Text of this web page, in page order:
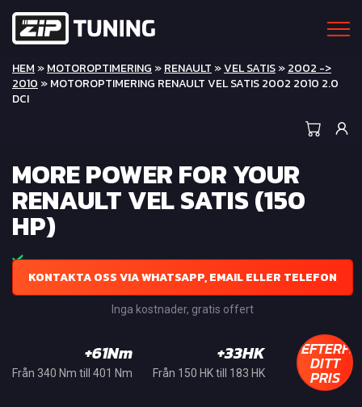
HEM »MOTOROPTIMERING »RENAULT »VEL SATIS»2002 ->
2010 » MOTOROPTIMERING RENAULT VEL SATIS 2002 2010 2.0
DCI
MORE POWER FOR YOUR
RENAULT VEL SATIS (150
HP)
KONTAKTA OSS VIA WHATSAPP, EMAIL ELLER TELEFON
Inga kostnader, gratis offert
+61Nm
Från 340 Nm till 401 Nm
+33HK
Från 150 HK till 183 HK DITT
PRIS